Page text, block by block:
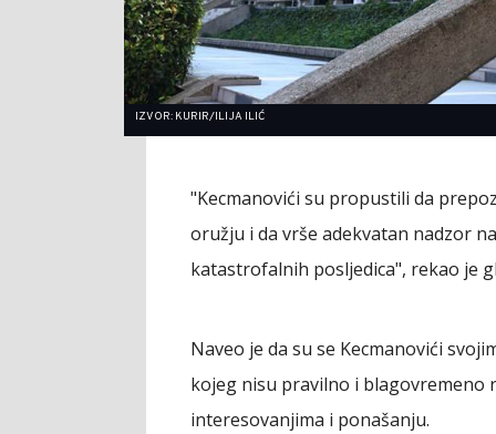
IZVOR: KURIR/ILIJA ILIĆ
"Kecmanovići su propustili da
oružju i da vrše adekvatan nadzor
katastrofalnih posljedica", rekao je
Naveo je da su se Kecmanovići
kojeg nisu pravilno i blagovremeno
interesovanjima i ponašanju.